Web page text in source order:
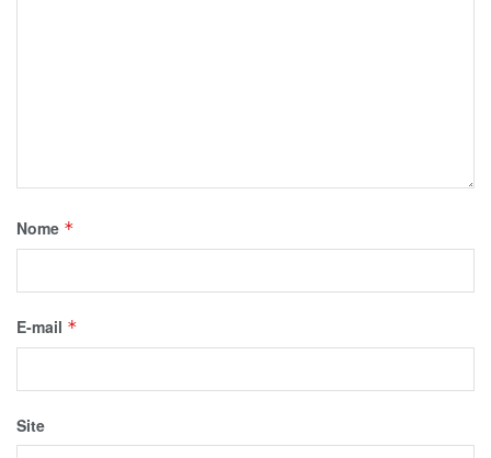
Nome *
E-mail *
Site